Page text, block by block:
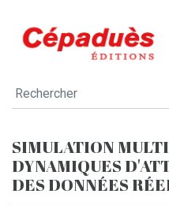
SIMULATION
DYNAMIQUES
DES DONNÉES